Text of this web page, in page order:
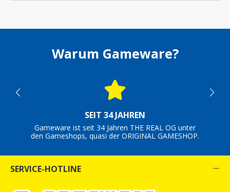
Warum Gameware?
SEIT 34 JAHREN
Gameware ist seit 34 Jahren THE REAL OG unter
den Gameshops, quasi der ORIGINAL GAMESHOP.
SERVICE-HOTLINE